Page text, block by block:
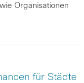
Organisationen
für Städte